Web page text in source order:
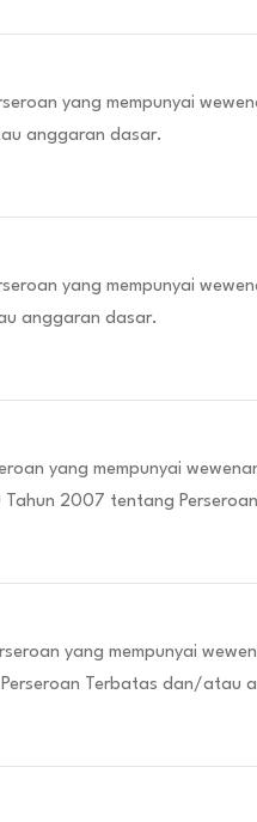
yang mempunyai
anggaran dasar.
yang mempunyai
anggaran dasar.
yang mempunyai
2007 tentang
yang mempunyai
Terbatas dan/atau